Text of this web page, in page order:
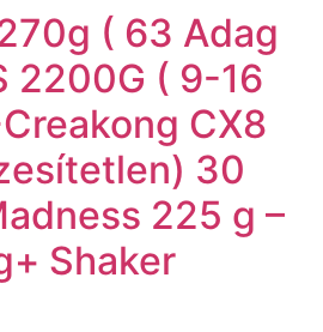
( 63 Adag
2200G ( 9-16
CX8
30
225 g –
Shaker